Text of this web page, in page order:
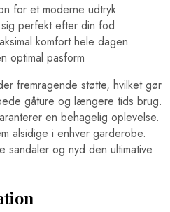
for et moderne udtryk
perfekt efter din fod
komfort hele dagen
optimal pasform
fremragende støtte, hvilket gør
gåture og længere tids brug.
en behagelig oplevelse.
alsidige i enhver garderobe.
og nyd den ultimative